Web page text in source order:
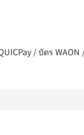
/ บัตร